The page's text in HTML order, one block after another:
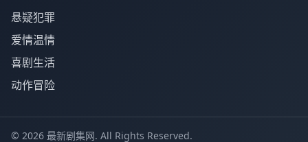
悬疑犯罪
爱情温情
喜剧生活
动作冒险
© 2026 最新剧集网. All Rights Reserved.